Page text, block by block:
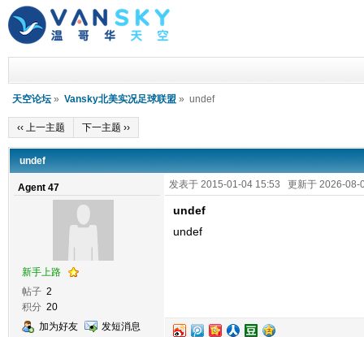
天空论坛 » Vansky北美实况足球联盟 » undef
‹‹ 上一主题 下一主题 ››
undef
Agent 47
新手上路
帖子 2
积分 20
加为好友
发短消息
发表于 2015-01-04 15:53 更新于 2026-
undef
undef